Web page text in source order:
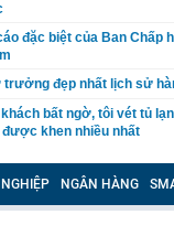
đặc biệt của Ban Chấp
trưởng đẹp nhất lịch sử
khách bất ngờ, tôi vét tủ
được khen nhiều nhất
đang "hot"
hợp được đóng bù
NGÂN HÀNG